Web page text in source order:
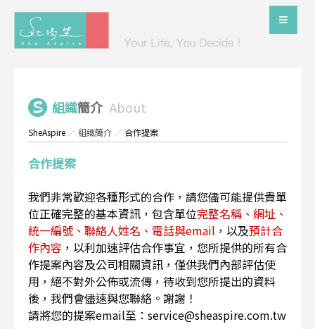
組織簡介 About
SheAspire ／組織簡介 ／ 合作提案
合作提案
我們非常歡迎各種形式的合作，請您儘可能提供貴單
位正確完整的基本資訊，包含單位完整名稱、網址、
統一編號、聯絡人姓名、電話與email ，以及預計合
作內容 ，以利加速評估合作事宜，您所提供的所有合
作提案內容及公司相關資訊，僅供我們內部評估使
用，絕不對外公佈或流傳，待收到您所提出的資料
後，我們會儘速與您聯絡。謝謝！
請將您的提案email至：service@sheaspire.com.tw